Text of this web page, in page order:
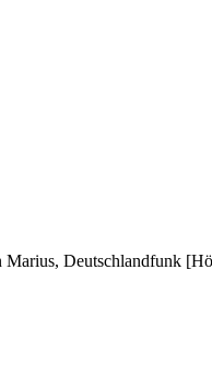
Marius, Deutschlandfunk